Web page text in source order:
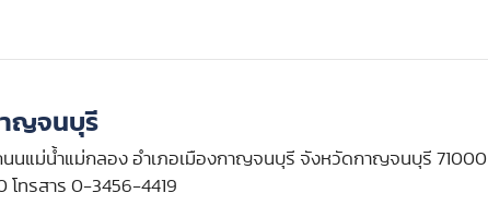
ญจนบุรี
นนแม่น้ำแม่กลอง อำเภอเมืองกาญจนบุรี จังหวัดกาญจนบุรี 71000
โทรสาร 0-3456-4419